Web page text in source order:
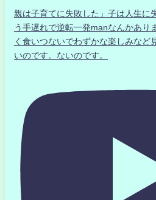
親は子育てに失敗した」子は人生に
う手遅れで逆転一発manなんかあり
く食いつないでわずかな楽しみなど
いのです。ないのです。